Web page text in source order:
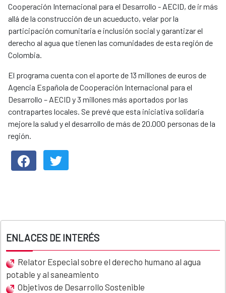
Cooperación Internacional para el Desarrollo - AECID, de ir más
allá de la construcción de un acueducto, velar por la
participación comunitaria e inclusión social y garantizar el
derecho al agua que tienen las comunidades de esta región de
Colombia.
​El programa cuenta con el aporte de 13 millones de euros de
Agencia Española de Cooperación Internacional para el
Desarrollo – AECID y 3 millones más aportados por las
contrapartes locales. Se prevé que esta iniciativa solidaria
mejore la salud y el desarrollo de más de 20.000 personas de la
región.
ENLACES DE INTERÉS
Relator Especial sobre el derecho humano al agua
potable y al saneamiento
Objetivos de Desarrollo Sostenible